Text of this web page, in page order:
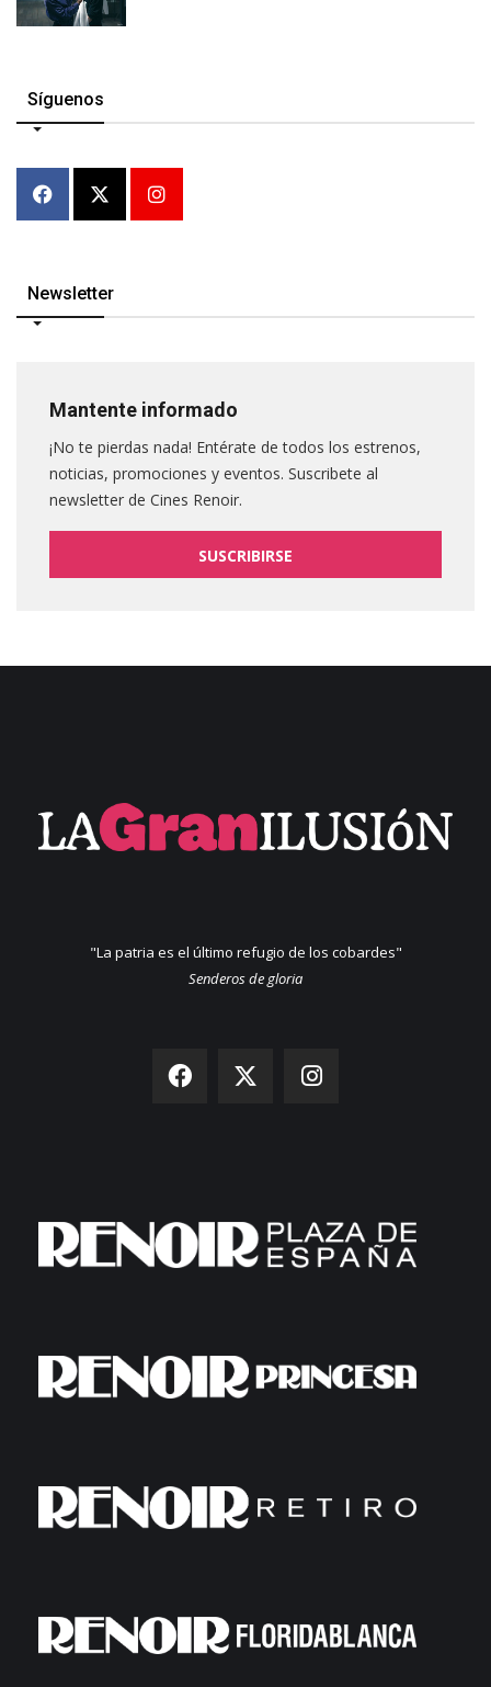
Síguenos
Newsletter
Mantente informado
¡No te pierdas nada! Entérate de todos los estrenos,
noticias, promociones y eventos. Suscribete al
newsletter de Cines Renoir.
SUSCRIBIRSE
"La patria es el último refugio de los cobardes"
Senderos de gloria